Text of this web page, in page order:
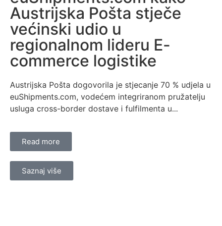
Austrijska Pošta stječe
većinski udio u
regionalnom lideru E-
commerce logistike
Austrijska Pošta dogovorila je stjecanje 70 % udjela u
euShipments.com, vodećem integriranom pružatelju
usluga cross-border dostave i fulfilmenta u...
Read more
Saznaj više